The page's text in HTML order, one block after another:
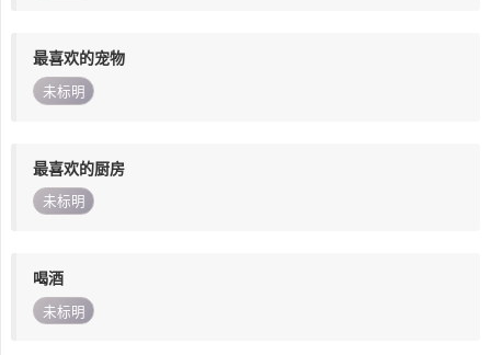
最喜欢的宠物
未标明
最喜欢的厨房
未标明
喝酒
未标明